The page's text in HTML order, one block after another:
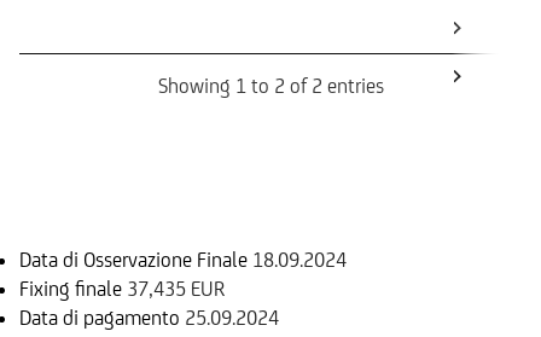
Showing 1 to 2 of 2 entries
Data di Osservazione Finale 18.09.2024
Fixing finale 37,435 EUR
Data di pagamento 25.09.2024